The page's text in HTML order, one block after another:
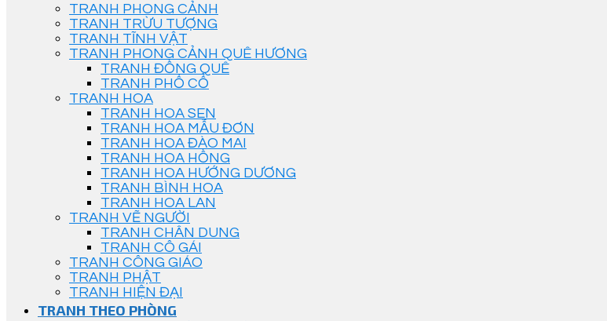
TRANH PHONG CẢNH
TRANH TRỪU TƯỢNG
TRANH TĨNH VẬT
TRANH PHONG CẢNH QUÊ HƯƠNG
TRANH ĐỒNG QUÊ
TRANH PHỐ CỔ
TRANH HOA
TRANH HOA SEN
TRANH HOA MẪU ĐƠN
TRANH HOA ĐÀO MAI
TRANH HOA HỒNG
TRANH HOA HƯỚNG DƯƠNG
TRANH BÌNH HOA
TRANH HOA LAN
TRANH VẼ NGƯỜI
TRANH CHÂN DUNG
TRANH CÔ GÁI
TRANH CÔNG GIÁO
TRANH PHẬT
TRANH HIỆN ĐẠI
TRANH THEO PHÒNG